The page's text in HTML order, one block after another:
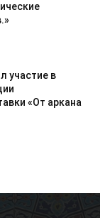
участие в
«От аркана